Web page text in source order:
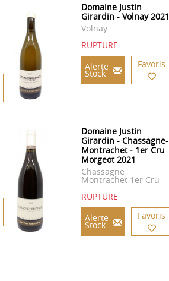
Domaine Justin
Girardin - Volnay 2021
Volnay
RUPTURE
Alerte
Stock
Favoris
Domaine Justin
Girardin - Chassagne-
Montrachet - 1er Cru
Morgeot 2021
Chassagne
Montrachet 1er Cru
RUPTURE
Alerte
Stock
Favoris